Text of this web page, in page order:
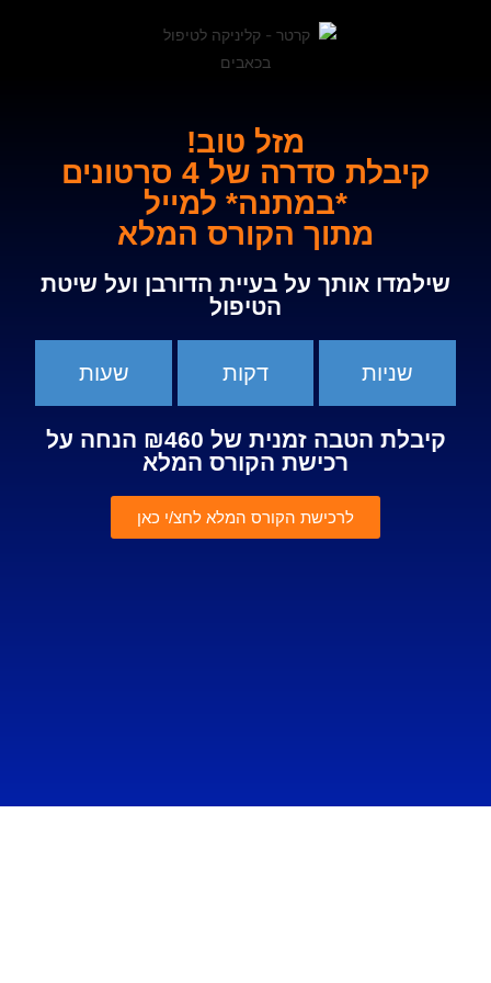
מזל טוב!
קיבלת סדרה של 4 סרטונים
*במתנה* למייל
מתוך הקורס המלא
שילמדו אותך על בעיית הדורבן ועל שיטת
הטיפול
שעות דקות שניות
קיבלת הטבה זמנית של ₪460 הנחה על
רכישת הקורס המלא
לרכישת הקורס המלא לחצ/י כאן